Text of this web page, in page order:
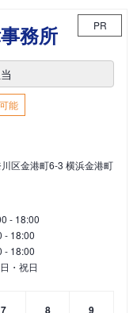
務所 PR
能
区金港町6-3 横浜金港町
- 18:00
- 18:00
- 18:00
・祝日
7
8
9